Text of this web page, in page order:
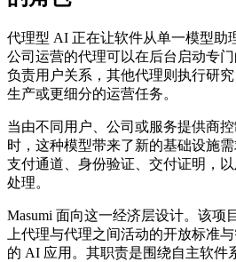
代理型 AI 正在让软件从单一模型助
公司运营的代理可以在后台启动专
负责用户关系，其他代理则执行研
生产或更细分的运营任务。
当由不同用户、公司或服务提供商
时，这种模型带来了新的基础设施
支付通道、身份验证、交付证明，
处理。
Masumi 面向这一经济层设计。该项
上代理与代理之间活动的开放标准
的 AI 应用。其职责是围绕自主软件